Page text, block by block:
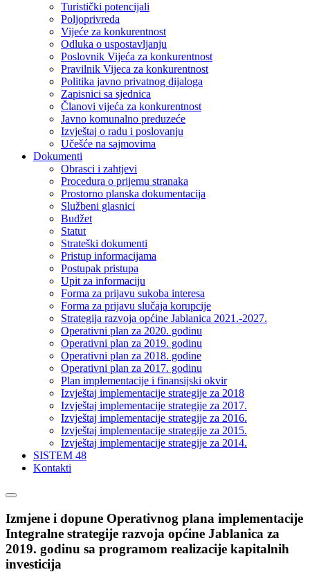
Turistički potencijali
Poljoprivreda
Vijeće za konkurentnost
Odluka o uspostavljanju
Poslovnik Vijeća za konkurentnost
Pravilnik Vijeca za konkurentnost
Politika javno privatnog dijaloga
Zapisnici sa sjednica
Članovi vijeća za konkurentnost
Javno komunalno preduzeće
Izvještaj o radu i poslovanju
Učešće na sajmovima
Dokumenti
Obrasci i zahtjevi
Procedura o prijemu stranaka
Prostorno planska dokumentacija
Službeni glasnici
Budžet
Statut
Strateški dokumenti
Pristup informacijama
Postupak pristupa
Upit za informaciju
Forma za prijavu sukoba interesa
Forma za prijavu slučaja korupcije
Strategija razvoja općine Jablanica 2021.-2027.
Operativni plan za 2020. godinu
Operativni plan za 2019. godinu
Operativni plan za 2018. godine
Operativni plan za 2017. godinu
Plan implementacije i finansijski okvir
Izvještaj implementacije strategije za 2018
Izvještaj implementacije strategije za 2017.
Izvještaj implementacije strategije za 2016.
Izvještaj implementacije strategije za 2015.
Izvještaj implementacije strategije za 2014.
SISTEM 48
Kontakti
Izmjene i dopune Operativnog plana implementacije
Integralne strategije razvoja općine Jablanica za
2019. godinu sa programom realizacije kapitalnih
investicija